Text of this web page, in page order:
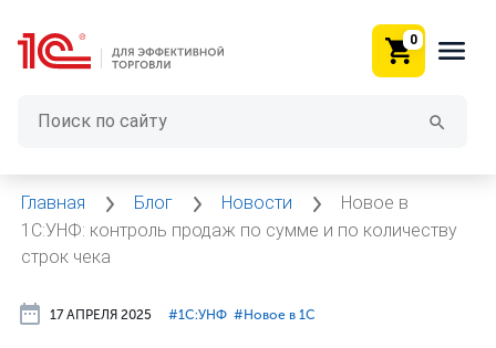
0
Главная Блог Новости
Новое в
1С:УНФ: контроль продаж по сумме и по количеству
строк чека
17 АПРЕЛЯ 2025 #⁣1С:УНФ #⁣Новое в 1С